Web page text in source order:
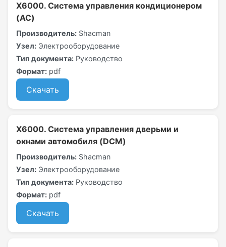
X6000. Система управления кондиционером
(AC)
Производитель: Shacman
Узел: Электрооборудование
Тип документа: Руководство
Формат: pdf
Скачать
X6000. Система управления дверьми и
окнами автомобиля (DCM)
Производитель: Shacman
Узел: Электрооборудование
Тип документа: Руководство
Формат: pdf
Скачать